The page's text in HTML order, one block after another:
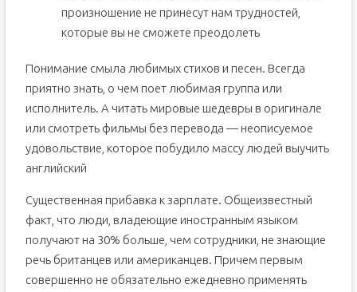
произношение не принесут нам трудностей,
которые вы не сможете преодолеть
Понимание смыла любимых стихов и песен. Всегда
приятно знать, о чем поет любимая группа или
исполнитель. А читать мировые шедевры в оригинале
или смотреть фильмы без перевода — неописуемое
удовольствие, которое побудило массу людей выучить
английский
Существенная прибавка к зарплате. Общеизвестный
факт, что люди, владеющие иностранным языком
получают на 30% больше, чем сотрудники, не знающие
речь британцев или американцев. Причем первым
совершенно не обязательно ежедневно применять